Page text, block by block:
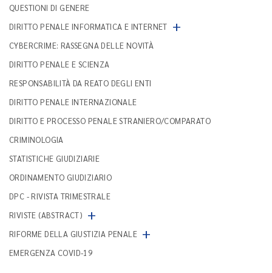
QUESTIONI DI GENERE
DIRITTO PENALE INFORMATICA E INTERNET +
CYBERCRIME: RASSEGNA DELLE NOVITÀ
DIRITTO PENALE E SCIENZA
RESPONSABILITÀ DA REATO DEGLI ENTI
DIRITTO PENALE INTERNAZIONALE
DIRITTO E PROCESSO PENALE STRANIERO/COMPARATO
CRIMINOLOGIA
STATISTICHE GIUDIZIARIE
ORDINAMENTO GIUDIZIARIO
DPC - RIVISTA TRIMESTRALE
RIVISTE (ABSTRACT) +
RIFORME DELLA GIUSTIZIA PENALE +
EMERGENZA COVID-19